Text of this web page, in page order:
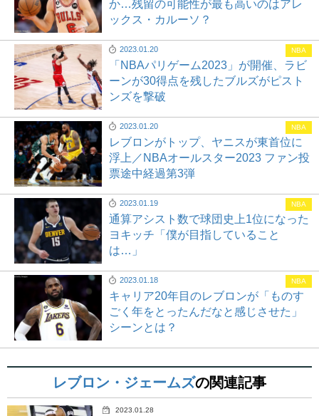
か…残留の可能性が最も高いのはアレ
ックス・カルーソ？
2023.01.20
「NBAパリゲーム2023」が開催、ラビ
ーンが30得点を残したブルズがピスト
ンズを撃破
NBA
2023.01.20
レブロンがトップ、ヤニスが東首位に
浮上／NBAオールスター2023 ファン投
票途中経過第3弾
NBA
2023.01.19
通算アシスト数で球団史上1位になった
ヨキッチ「僕が目指していること
は…」
NBA
2023.01.18
キャリア20年目のレブロンが「ものす
ごく年をとったんだなと感じさせた」
シーンとは？
NBA
レブロン・ジェームズの関連記事
2023.01.28